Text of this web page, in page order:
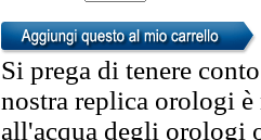
Si prega di tenere
nostra replica orologi
all'acqua degli orologi